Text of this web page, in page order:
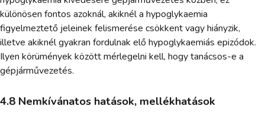
különösen fontos azoknál, akiknél a hypoglykaemia
figyelmeztető jeleinek felismerése csökkent vagy hiányzik,
illetve akiknél gyakran fordulnak elő hypoglykaemiás epizódok.
Ilyen körümények között mérlegelni kell, hogy tanácsos-e a
gépjárművezetés.
4.8 Nemkívánatos hatások, mellékhatások